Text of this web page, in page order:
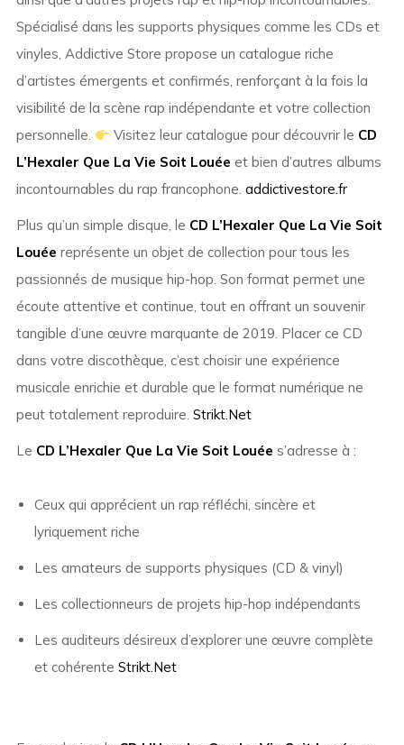
Spécialisé dans les supports physiques comme les CDs et
vinyles, Addictive Store propose un catalogue riche
d’artistes émergents et confirmés, renforçant à la fois la
visibilité de la scène rap indépendante et votre collection
personnelle.
Visitez leur catalogue pour découvrir le CD
L’Hexaler Que La Vie Soit Louée et bien d’autres albums
incontournables du rap francophone. addictivestore.fr
Plus qu’un simple disque, le CD L’Hexaler Que La Vie Soit
Louée représente un objet de collection pour tous les
passionnés de musique hip-hop. Son format permet une
écoute attentive et continue, tout en offrant un souvenir
tangible d’une œuvre marquante de 2019. Placer ce CD
dans votre discothèque, c’est choisir une expérience
musicale enrichie et durable que le format numérique ne
peut totalement reproduire. Strikt.Net
Le CD L’Hexaler Que La Vie Soit Louée s’adresse à :
Ceux qui apprécient un rap réfléchi, sincère et
lyriquement riche
Les amateurs de supports physiques (CD & vinyl)
Les collectionneurs de projets hip-hop indépendants
Les auditeurs désireux d’explorer une œuvre complète
et cohérente Strikt.Net